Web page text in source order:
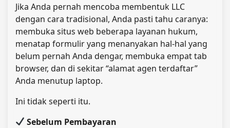
Jika Anda pernah mencoba membentuk LLC
dengan cara tradisional, Anda pasti tahu caranya:
membuka situs web beberapa layanan hukum,
menatap formulir yang menanyakan hal-hal yang
belum pernah Anda dengar, membuka empat tab
browser, dan di sekitar “alamat agen terdaftar”
Anda menutup laptop.
Ini tidak seperti itu.
Sebelum Pembayaran